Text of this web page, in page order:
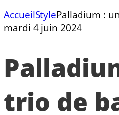
AccueilStylePalladium :
mardi 4 juin 2024
trio de